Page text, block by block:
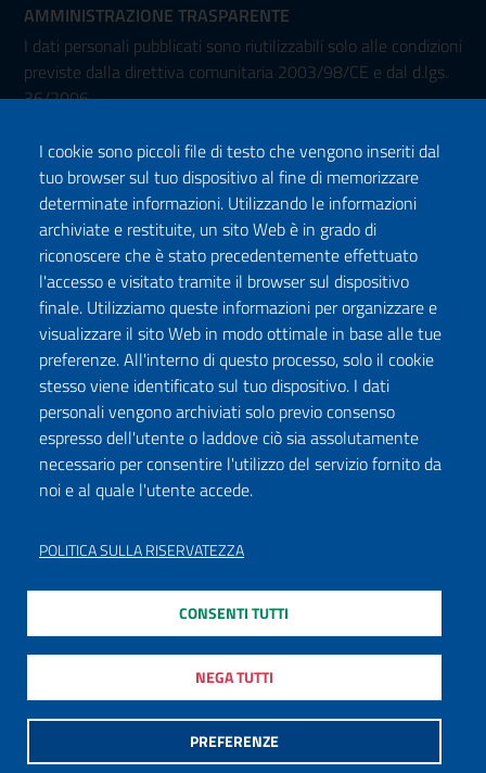
AMMINISTRAZIONE TRASPARENTE
I dati personali pubblicati sono riutilizzabili solo alle condizioni
previste dalla direttiva comunitaria 2003/98/CE e dal d.lgs.
36/2006
Seguici su:
FacebookTwitter InstagramYoutubeTikTok Podcast
ISCRIVITI ALLA NEWSLETTER
DICHIARAZIONE DI ACCESSIBILITÀ
PRIVACY POLICY
NOTE LEGALI
MAPPA DEL SITO
MODULISTICA
2020 - 2026, Ministero della cultura
I cookie sono piccoli file di testo che vengono inseriti dal
tuo browser sul tuo dispositivo al fine di memorizzare
determinate informazioni. Utilizzando le informazioni
archiviate e restituite, un sito Web è in grado di
riconoscere che è stato precedentemente effettuato
l'accesso e visitato tramite il browser sul dispositivo
finale. Utilizziamo queste informazioni per organizzare e
visualizzare il sito Web in modo ottimale in base alle tue
preferenze. All'interno di questo processo, solo il cookie
stesso viene identificato sul tuo dispositivo. I dati
personali vengono archiviati solo previo consenso
espresso dell'utente o laddove ciò sia assolutamente
necessario per consentire l'utilizzo del servizio fornito da
noi e al quale l'utente accede.
POLITICA SULLA RISERVATEZZA
PREFERENZE
NEGA TUTTI
CONSENTI TUTTI